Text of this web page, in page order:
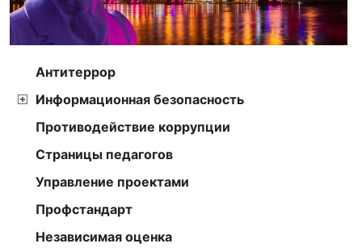
Антитеррор
Информационная безопасность
Противодействие коррупции
Страницы педагогов
Управление проектами
Профстандарт
Независимая оценка